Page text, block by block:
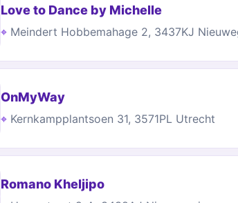
Love to Dance by Michelle
Meindert Hobbemahage 2, 3437KJ
OnMyWay
Kernkampplantsoen 31, 3571PL Utrecht
Romano Kheljipo